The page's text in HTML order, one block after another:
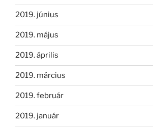
2019. június
2019. május
2019. április
2019. március
2019. február
2019. január